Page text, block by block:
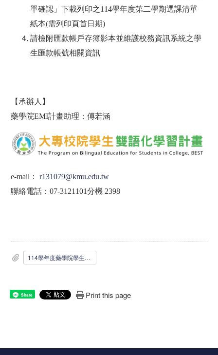
單確認」下載列印之114學年度第二學期選課清單
紙本(需列印頁首日期)
請檢附匯款帳戶存簿影本並維護校務資訊系統之學
生匯款帳號相關資訊
【承辦人】
藥學院EMI計畫助理：傅若涵
e-mail ：
r131079@kmu.edu.tw
聯絡電話：07-3121101分機 2398
114學年度藥學院學生英語專業課程修課獎勵申請表.pdf
Share Print this page